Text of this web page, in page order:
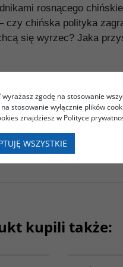
rosnącego
chińska polityka
się wyrzec? Jaka
badając skrupulatnie
ostatnie
w dyskusję na temat
Hexie Farm - 蟹农场.
kupili także:
zgodę na stosowanie
stosowanie wyłącznie plików
znajdziesz w Polityce
WSZYSTKIE